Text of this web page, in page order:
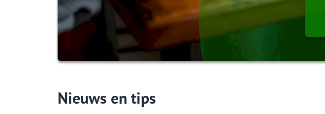
Nieuws en tips